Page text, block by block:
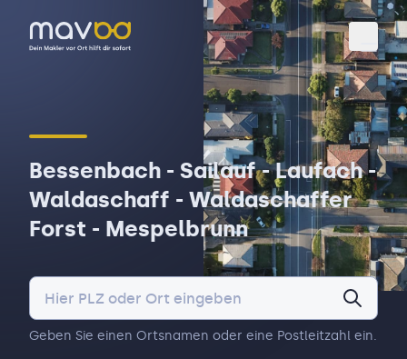
Bessenbach - Sailauf - Laufach -
Waldaschaff - Waldaschaffer
Forst - Mespelbrunn
Geben Sie einen Ortsnamen oder eine Postleitzahl ein.